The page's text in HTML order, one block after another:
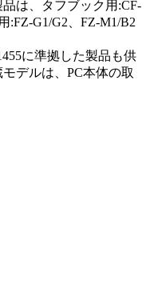
は、タフブック用:CF-
:FZ-G1/G2、FZ-M1/B2
に準拠した製品も供
デルは、PC本体の取